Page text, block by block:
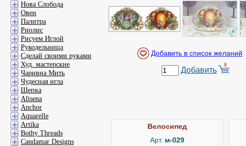
Добавить
Велосипед
Арт. м-029
Нова Слобода
Овен
Палитра
Риолис
Рисуем Иглой
Рукодельница
Сделай своими руками
Худ. мастерские
Чаривна Мить
Чудесная игла
Щепка
Alisena
Anchor
Aquarelle
Artika
Bothy Threads
Candamar Designs